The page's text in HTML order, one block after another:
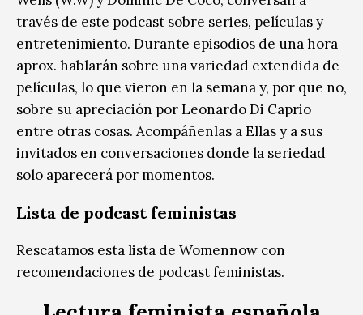
través de este podcast sobre series, películas y
entretenimiento. Durante episodios de una hora
aprox. hablarán sobre una variedad extendida de
películas, lo que vieron en la semana y, por que no,
sobre su apreciación por Leonardo Di Caprio
entre otras cosas. Acompáñenlas a Ellas y a sus
invitados en conversaciones donde la seriedad
solo aparecerá por momentos.
Lista de podcast feministas
Rescatamos esta lista de Womennow con
recomendaciones de podcast feministas.